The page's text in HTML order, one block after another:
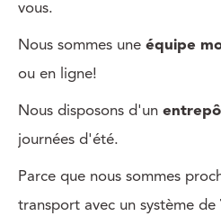
vous.
Nous sommes une équipe
ou en ligne!
Nous disposons d'un
journées d'été.
Parce que nous sommes
transport avec un système de